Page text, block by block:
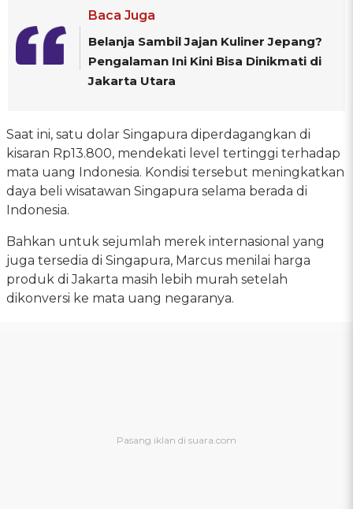
Baca Juga
Belanja Sambil Jajan Kuliner Jepang?
Pengalaman Ini Kini Bisa Dinikmati di
Jakarta Utara
Saat ini, satu dolar Singapura diperdagangkan di
kisaran Rp13.800, mendekati level tertinggi terhadap
mata uang Indonesia. Kondisi tersebut meningkatkan
daya beli wisatawan Singapura selama berada di
Indonesia.
Bahkan untuk sejumlah merek internasional yang
juga tersedia di Singapura, Marcus menilai harga
produk di Jakarta masih lebih murah setelah
dikonversi ke mata uang negaranya.